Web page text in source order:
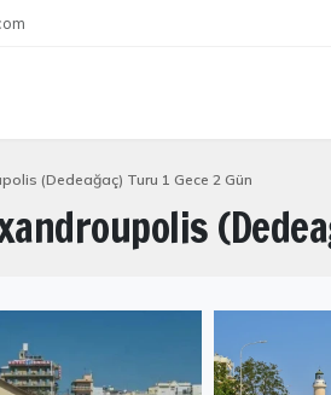
(Dedeağaç) Turu 1 Gece 2 Gün